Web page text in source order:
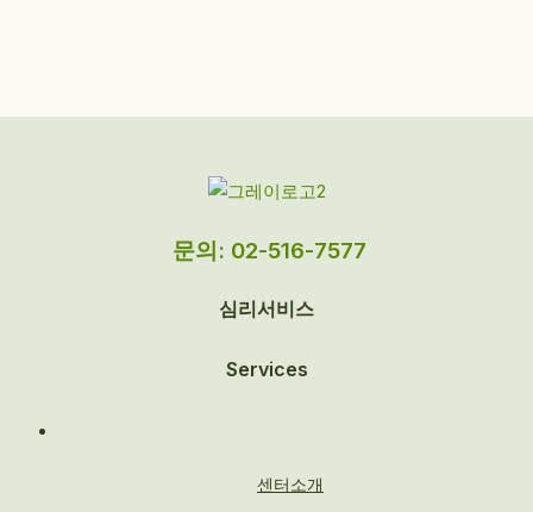
문의: 02-516-7577
심리서비스
Services
센터소개